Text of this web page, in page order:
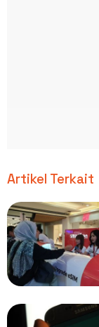
Artikel Terkait